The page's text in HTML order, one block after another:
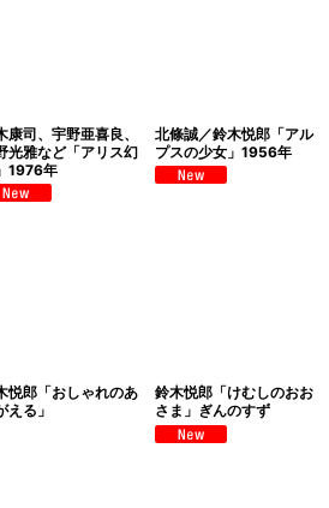
康司、宇野亜喜良、
光雅など「アリス幻
1976年
北條誠／鈴木悦郎「アル
プスの少女」1956年
悦郎「おしゃれのあ
える」
鈴木悦郎「けむしのおお
さま」ぎんのすず